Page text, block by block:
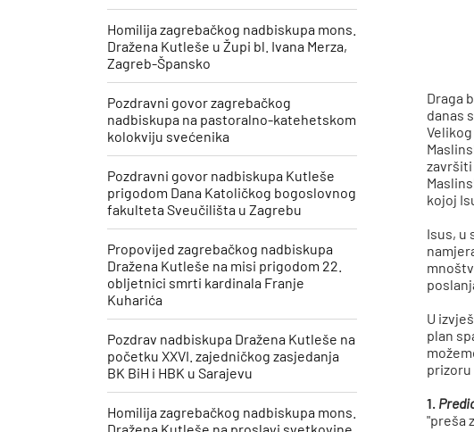
Homilija zagrebačkog nadbiskupa mons.
Dražena Kutleše u Župi bl. Ivana Merza,
Zagreb-Špansko
Pozdravni govor zagrebačkog
nadbiskupa na pastoralno-katehetskom
kolokviju svećenika
Pozdravni govor nadbiskupa Kutleše
prigodom Dana Katoličkog bogoslovnog
fakulteta Sveučilišta u Zagrebu
Propovijed zagrebačkog nadbiskupa
Dražena Kutleše na misi prigodom 22.
obljetnici smrti kardinala Franje
Kuharića
​Pozdrav nadbiskupa Dražena Kutleše na
početku XXVI. zajedničkog zasjedanja
BK BiH i HBK u Sarajevu
Homilija zagrebačkog nadbiskupa mons.
Draga
danas
završiti
kojoj
Isus, u
U
plan
prizoru
1.
"preša